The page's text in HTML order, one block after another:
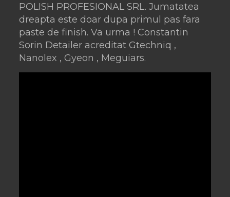
POLISH PROFESIONAL SRL. Jumatatea
dreapta este doar dupa primul pas fara
paste de finish. Va urma ! Constantin
Sorin Detailer acreditat Gtechniq ,
Nanolex , Gyeon , Meguiars.